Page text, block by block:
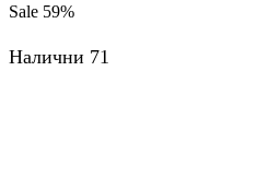
Sale 59%
Налични 71